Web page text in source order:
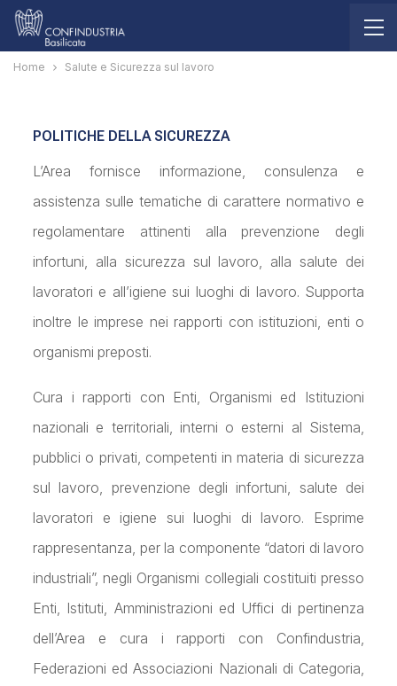
Home Salute e Sicurezza sul lavoro
POLITICHE DELLA SICUREZZA
L’Area fornisce informazione, consulenza e
assistenza sulle tematiche di carattere normativo e
regolamentare attinenti alla prevenzione degli
infortuni, alla sicurezza sul lavoro, alla salute dei
lavoratori e all’igiene sui luoghi di lavoro. Supporta
inoltre le imprese nei rapporti con istituzioni, enti o
organismi preposti.
Cura i rapporti con Enti, Organismi ed Istituzioni
nazionali e territoriali, interni o esterni al Sistema,
pubblici o privati, competenti in materia di sicurezza
sul lavoro, prevenzione degli infortuni, salute dei
lavoratori e igiene sui luoghi di lavoro. Esprime
rappresentanza, per la componente “datori di lavoro
industriali”, negli Organismi collegiali costituiti presso
Enti, Istituti, Amministrazioni ed Uffici di pertinenza
dell’Area e cura i rapporti con Confindustria,
Federazioni ed Associazioni Nazionali di Categoria,